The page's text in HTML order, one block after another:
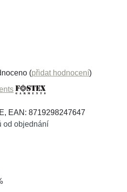
(přidat hodnocení)
EAN: 8719298247647
od objednání